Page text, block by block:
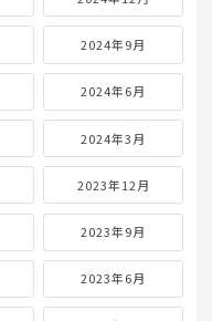
2024年9月
2024年6月
2024年3月
2023年12月
2023年9月
2023年6月